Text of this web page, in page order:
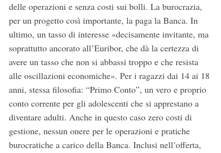
delle operazioni e senza costi sui bolli. La burocrazia,
per un progetto così importante, la paga la Banca. In
ultimo, un tasso di interesse «decisamente invitante, ma
soprattutto ancorato all’Euribor, che dà la certezza di
avere un tasso che non si abbassi troppo e che resista
alle oscillazioni economiche». Per i ragazzi dai 14 ai 18
anni, stessa filosofia: “Primo Conto”, un vero e proprio
conto corrente per gli adolescenti che si apprestano a
diventare adulti. Anche in questo caso zero costi di
gestione, nessun onere per le operazioni e pratiche
burocratiche a carico della Banca. Inclusi nell’offerta,